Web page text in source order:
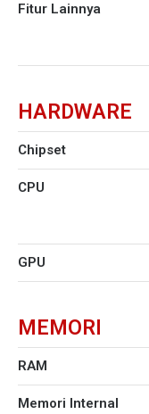
Fitur Lainnya
HARDWARE
Chipset
CPU
GPU
MEMORI
RAM
Memori Internal